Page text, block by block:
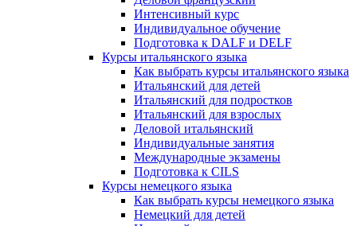
Интенсивный курс
Индивидуальное обучение
Подготовка к DALF и DELF
Курсы итальянского языка
Как выбрать курсы итальянского языка
Итальянский для детей
Итальянский для подростков
Итальянский для взрослых
Деловой итальянский
Индивидуальные занятия
Международные экзамены
Подготовка к CILS
Курсы немецкого языка
Как выбрать курсы немецкого языка
Немецкий для детей